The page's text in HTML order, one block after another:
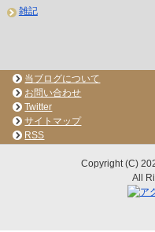
雑記
当ブログについて
お問い合わせ
Twitter
サイトマップ
RSS
Copyright (C)
All